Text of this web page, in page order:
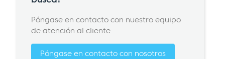
Póngase en contacto con nuestro equipo
de atención al cliente
Póngase en contacto con nosotros